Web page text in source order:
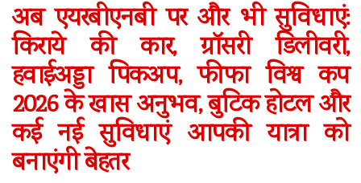
अब एयरबीएनबी पर और भी सुविधाएं:
किराये की कार, ग्रॉसरी डिलीवरी,
हवाईअड्डा पिकअप, फीफा विश्व कप
2026 के खास अनुभव, बुटिक होटल और
कई नई सुविधाएं आपकी यात्रा को
बनाएंगी बेहतर